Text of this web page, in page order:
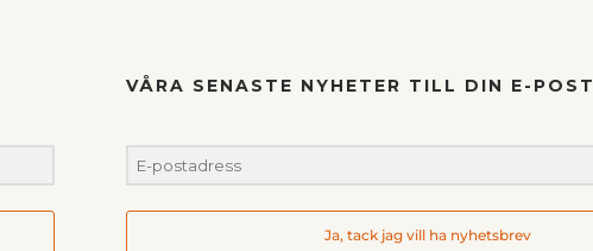
VÅRA SENASTE NYHETER TILL DIN E-POST
Ja, tack jag vill ha nyhetsbrev